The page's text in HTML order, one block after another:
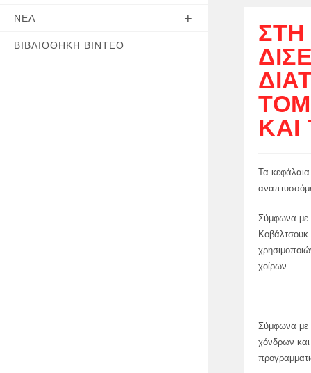
ΝΈΑ
ΒΙΒΛΙΟΘΉΚΗ ΒΊΝΤΕΟ
ΣΤΗ
ΚΑΙ
Τα κεφάλαια
Σύμφωνα με
Κοβάλτσουκ.
χοίρων.
Σύμφωνα με
χόνδρων και